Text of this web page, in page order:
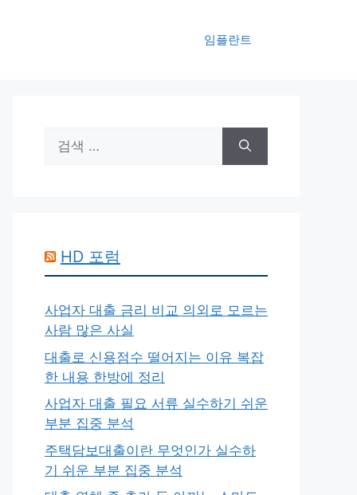
임플란트
색:
HD 포럼
사업자 대출 금리 비교 의외로 모르는
사람 많은 사실
대출로 신용점수 떨어지는 이유 복잡
한 내용 한방에 정리
사업자 대출 필요 서류 실수하기 쉬운
부분 집중 분석
주택담보대출이란 무엇인가 실수하
기 쉬운 부분 집중 분석